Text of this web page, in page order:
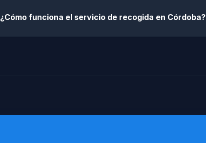
¿Cómo funciona el servicio de recogida en Córdoba?